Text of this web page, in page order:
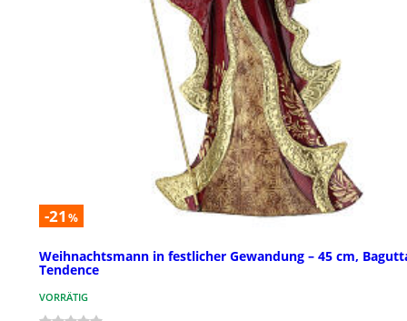
-21 %
Weihnachtsmann in festlicher Gewandung – 45 cm,
Tendence
VORRÄTIG